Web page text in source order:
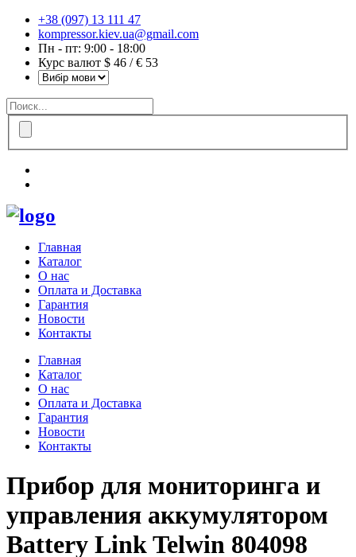
+38 (097) 13 111 47
kompressor.kiev.ua@gmail.com
Пн - пт: 9:00 - 18:00
Курс валют $ 46 / € 53
Главная
Каталог
О нас
Оплата и Доставка
Гарантия
Новости
Контакты
Главная
Каталог
О нас
Оплата и Доставка
Гарантия
Новости
Контакты
Прибор для мониторинга и
управления аккумулятором
Battery Link Telwin 804098